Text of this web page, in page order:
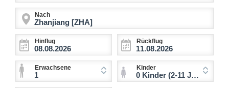
Nach
Hinflug Rückflug
Erwachsene
1
Kinder
0 Kinder (2-11 Jahre)